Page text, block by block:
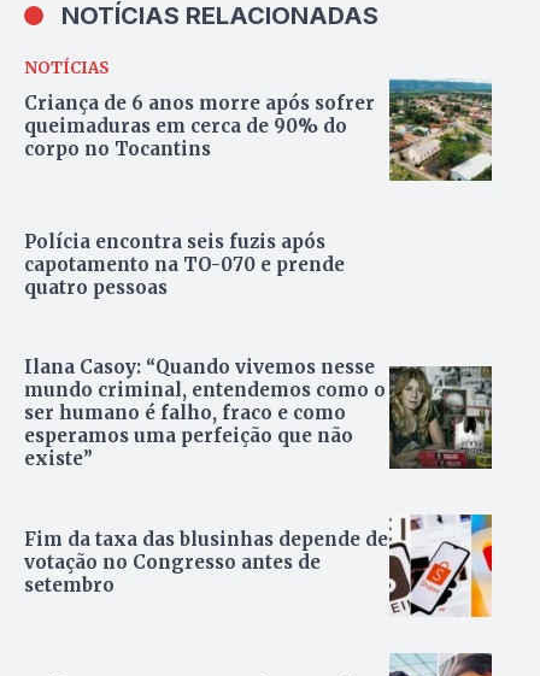
NOTÍCIAS RELACIONADAS
NOTÍCIAS
Criança de 6 anos morre após sofrer
queimaduras em cerca de 90% do
corpo no Tocantins
Polícia encontra seis fuzis após
capotamento na TO-070 e prende
quatro pessoas
Ilana Casoy: “Quando vivemos nesse
mundo criminal, entendemos como o
ser humano é falho, fraco e como
esperamos uma perfeição que não
existe”
Fim da taxa das blusinhas depende de
votação no Congresso antes de
setembro